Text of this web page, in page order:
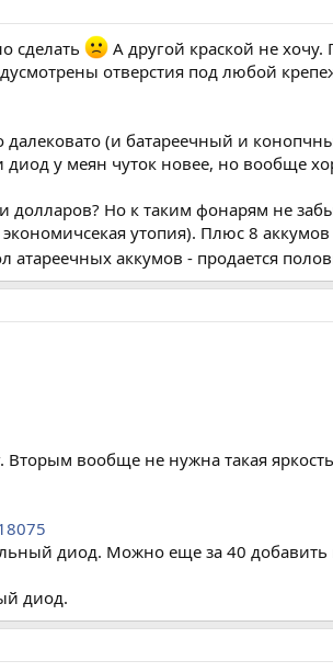
сделать
А другой краской не
отверстия под любой
(и батареечный и
у меян чуток новее, но вообще
долларов? Но к таким фонарям не
утопия). Плюс 8
атареечных аккумов - продается
вообще не нужна такая
диод. Можно еще за 40
диод.